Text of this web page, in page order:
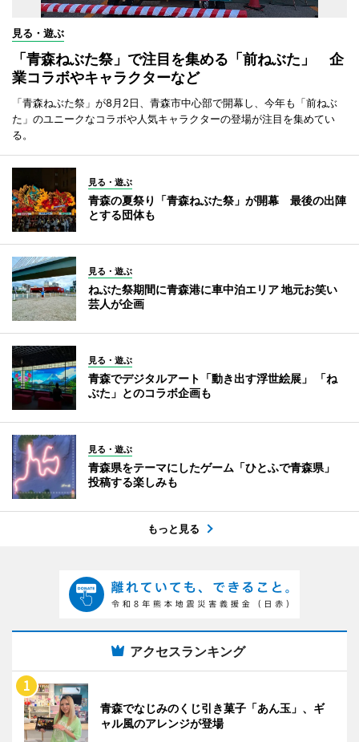
見る・遊ぶ
「青森ねぶた祭」で注目を集める「前ねぶた」 企
業コラボやキャラクターなど
「青森ねぶた祭」が8月2日、青森市中心部で開幕し、今年も「前ねぶ
た」のユニークなコラボや人気キャラクターの登場が注目を集めてい
る。
見る・遊ぶ
青森の夏祭り「青森ねぶた祭」が開幕 最後の出陣
とする団体も
見る・遊ぶ
ねぶた祭期間に青森港に車中泊エリア 地元お笑い
芸人が企画
見る・遊ぶ
青森でデジタルアート「動き出す浮世絵展」 「ね
ぶた」とのコラボ企画も
見る・遊ぶ
青森県をテーマにしたゲーム「ひとふで青森県」
投稿する楽しみも
もっと見る
アクセスランキング
青森でなじみのくじ引き菓子「あん玉」、ギ
ャル風のアレンジが登場